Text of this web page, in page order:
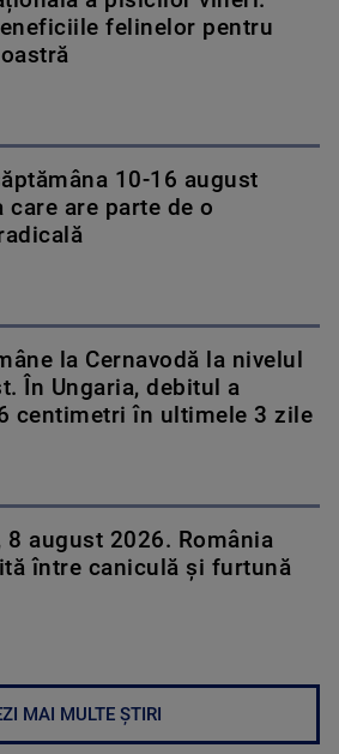
felinelor pentru
10-16 august
care are parte de o
la Cernavodă la nivelul
În Ungaria, debitul a
centimetri în ultimele 3 zile
8 august 2026. România
între caniculă și furtună
MAI MULTE ȘTIRI